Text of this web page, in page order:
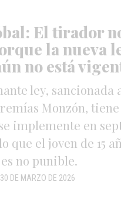
El tirador
la nueva
no está
ley,
Monzón, tiene
implemente en
que el joven de 15
no punible.
30 DE MARZO DE 2026